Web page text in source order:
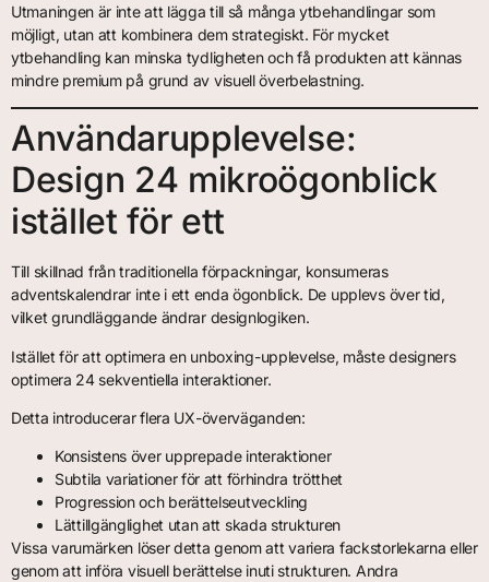
Utmaningen är inte att lägga till så många ytbehandlingar som
möjligt, utan att kombinera dem strategiskt. För mycket
ytbehandling kan minska tydligheten och få produkten att kännas
mindre premium på grund av visuell överbelastning.
Användarupplevelse:
Design 24 mikroögonblick
istället för ett
Till skillnad från traditionella förpackningar, konsumeras
adventskalendrar inte i ett enda ögonblick. De upplevs över tid,
vilket grundläggande ändrar designlogiken.
Istället för att optimera en unboxing-upplevelse, måste designers
optimera 24 sekventiella interaktioner.
Detta introducerar flera UX-överväganden:
Konsistens över upprepade interaktioner
Subtila variationer för att förhindra trötthet
Progression och berättelseutveckling
Lättillgänglighet utan att skada strukturen
Vissa varumärken löser detta genom att variera fackstorlekarna eller
genom att införa visuell berättelse inuti strukturen. Andra